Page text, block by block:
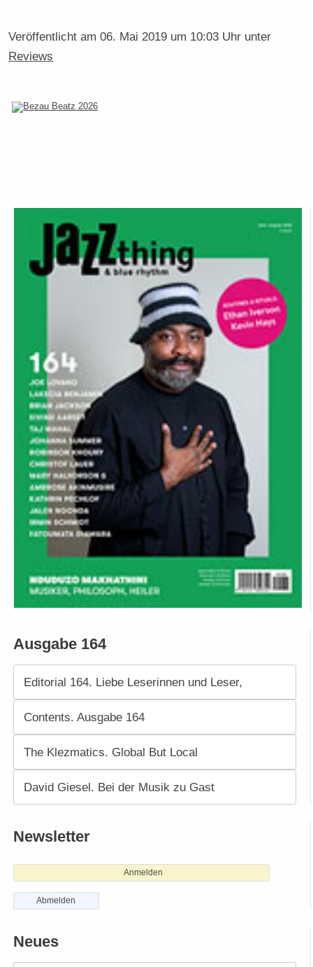
Veröffentlicht am06. Mai 2019 um 10:03 Uhr unter
Reviews
Ausgabe 164
Editorial 164. Liebe Leserinnen und Leser,
Contents. Ausgabe 164
The Klezmatics. Global But Local
David Giesel. Bei der Musik zu Gast
Newsletter
Anmelden
Abmelden
Neues